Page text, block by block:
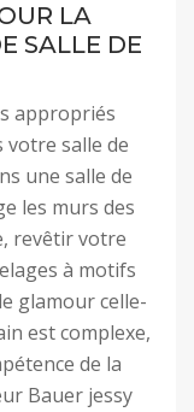
LA
SALLE DE
appropriés
votre salle de
une salle de
les murs des
revêtir votre
à motifs
glamour celle-
est complexe,
de la
Bauer jessy